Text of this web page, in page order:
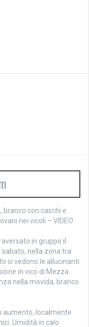
branco con caschi e
nei vicoli – VIDEO
in gruppo il
nella zona tra
si vedono le allucinanti
in vico di Mezza
nella movida, branco
aumento, localmente
Umidità in calo